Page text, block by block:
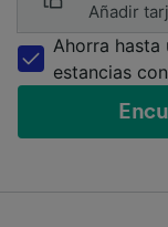
Añadir
Ahorra hasta
estancias